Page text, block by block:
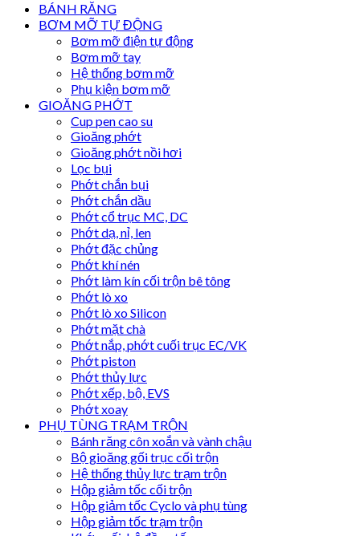
BÁNH RĂNG
BƠM MỠ TỰ ĐỘNG
Bơm mỡ điện tự động
Bơm mỡ tay
Hệ thống bơm mỡ
Phụ kiện bơm mỡ
GIOĂNG PHỚT
Cup pen cao su
Gioăng phớt
Gioăng phớt nồi hơi
Lọc bụi
Phớt chắn bụi
Phớt chắn dầu
Phớt cổ trục MC, DC
Phớt dạ, nỉ, len
Phớt đặc chủng
Phớt khí nén
Phớt làm kín cối trộn bê tông
Phớt lò xo
Phớt lò xo Silicon
Phớt mặt chà
Phớt nắp, phớt cuối trục EC/VK
Phớt piston
Phớt thủy lực
Phớt xếp, bộ, EVS
Phớt xoay
PHỤ TÙNG TRẠM TRỘN
Bánh răng côn xoắn và vành chậu
Bộ gioăng gối trục cối trộn
Hệ thống thủy lực trạm trộn
Hộp giảm tốc cối trộn
Hộp giảm tốc Cyclo và phụ tùng
Hộp giảm tốc trạm trộn